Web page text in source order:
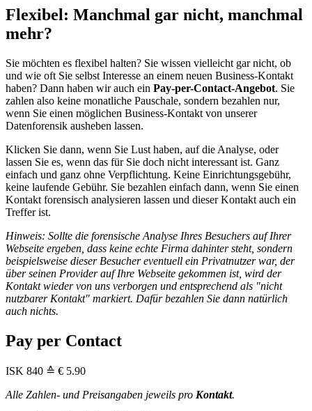
Flexibel: Manchmal gar nicht, manchmal
mehr?
Sie möchten es flexibel halten? Sie wissen vielleicht gar nicht, ob
und wie oft Sie selbst Interesse an einem neuen Business-Kontakt
haben? Dann haben wir auch ein Pay-per-Contact-Angebot. Sie
zahlen also keine monatliche Pauschale, sondern bezahlen nur,
wenn Sie einen möglichen Business-Kontakt von unserer
Datenforensik ausheben lassen.
Klicken Sie dann, wenn Sie Lust haben, auf die Analyse, oder
lassen Sie es, wenn das für Sie doch nicht interessant ist. Ganz
einfach und ganz ohne Verpflichtung. Keine Einrichtungsgebühr,
keine laufende Gebühr. Sie bezahlen einfach dann, wenn Sie einen
Kontakt forensisch analysieren lassen und dieser Kontakt auch ein
Treffer ist.
Hinweis: Sollte die forensische Analyse Ihres Besuchers auf Ihrer
Webseite ergeben, dass keine echte Firma dahinter steht, sondern
beispielsweise dieser Besucher eventuell ein Privatnutzer war, der
über seinen Provider auf Ihre Webseite gekommen ist, wird der
Kontakt wieder von uns verborgen und entsprechend als "nicht
nutzbarer Kontakt" markiert. Dafür bezahlen Sie dann natürlich
auch nichts.
Pay per Contact
ISK 840 ≙ € 5.90
Alle Zahlen- und Preisangaben jeweils pro Kontakt.